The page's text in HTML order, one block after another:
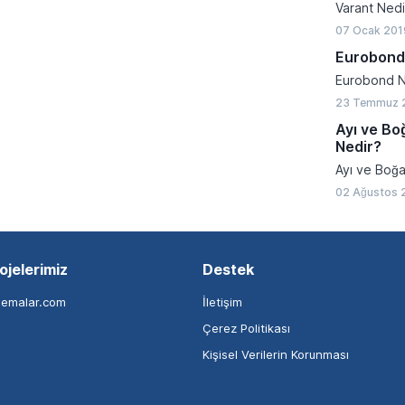
Varant
07 Ocak
Eurobond
23 Temmuz
Ayı ve
Nedir?
Ayı ve
02 Ağustos
Destek
İletişim
Çerez Politikası
Kişisel Verilerin Korunması